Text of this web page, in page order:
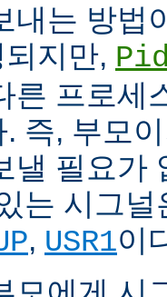
내는 방법
지만,
른 프로세
. 즉, 부모
낼 필요가
는 시그
, USR1이